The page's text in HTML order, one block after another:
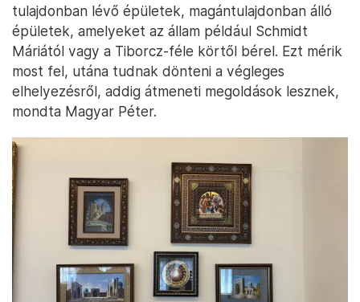
tulajdonban lévő épületek, magántulajdonban álló
épületek, amelyeket az állam például Schmidt
Máriától vagy a Tiborcz-féle körtől bérel. Ezt mérik
most fel, utána tudnak dönteni a végleges
elhelyezésről, addig átmeneti megoldások lesznek,
mondta Magyar Péter.